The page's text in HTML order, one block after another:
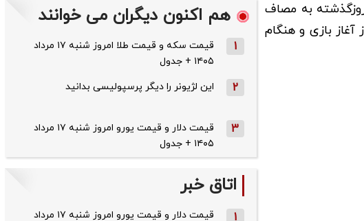
و شکست ۳ بر ۲ مقابل آمریکا، بامداد روزگذشته به مصاف
که قبل از آغاز بازی و هنگام
هم اکنون دیگران می خوانند
1
قیمت سکه و قیمت طلا امروز شنبه ۱۷ مرداد
۱۴۰۵ + جدول
2 این لژیونر را دیگر پرسپولیسی بدانید
3
قیمت دلار و قیمت یورو امروز شنبه ۱۷ مرداد
۱۴۰۵ + جدول
اتاق خبر
1
قیمت دلار و قیمت یورو امروز شنبه ۱۷ مرداد